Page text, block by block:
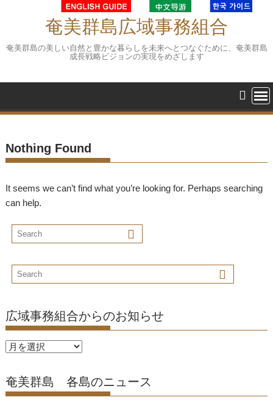
奄美群島広域事務組合
奄美群島の美しい自然と豊かな暮らしを未来へとつなぐために、奄美群島
成長戦略ビジョンの実現をめざします
Nothing Found
It seems we can’t find what you’re looking for. Perhaps searching
can help.
広域事務組合からのお知らせ
広
事
務
奄美群島 各島のニュース